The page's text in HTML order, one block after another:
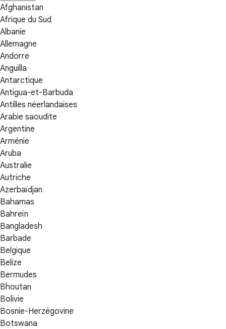
Afghanistan
Afrique du Sud
Albanie
Allemagne
Andorre
Anguilla
Antarctique
Antigua-et-Barbuda
Antilles néerlandaises
Arabie saoudite
Argentine
Arménie
Aruba
Australie
Autriche
Azerbaïdjan
Bahamas
Bahreïn
Bangladesh
Barbade
Belgique
Belize
Bermudes
Bhoutan
Bolivie
Bosnie-Herzégovine
Botswana